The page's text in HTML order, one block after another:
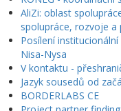
AliZi: oblast
spolupráce, rozvoje a
Posílení
Nisa-Nysa
V kontaktu -
Jazyk sousedů od
BORDERLABS CE